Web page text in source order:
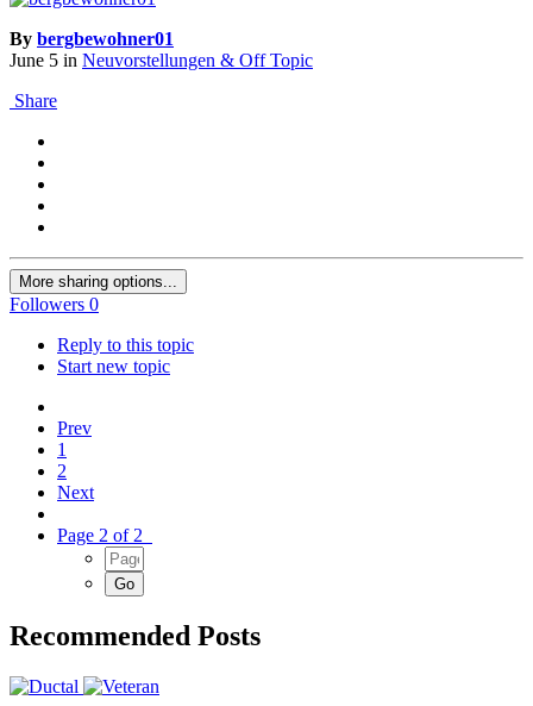
By bergbewohner01
June 5 in Neuvorstellungen & Off Topic
Share
More sharing options...
Followers 0
Reply to this topic
Start new topic
Prev
1
2
Next
Page 2 of 2
Recommended Posts